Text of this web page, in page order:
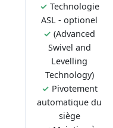
✓ Technologie
ASL - optionel
✓ (Advanced
Swivel and
Levelling
Technology)
✓ Pivotement
automatique du
siège